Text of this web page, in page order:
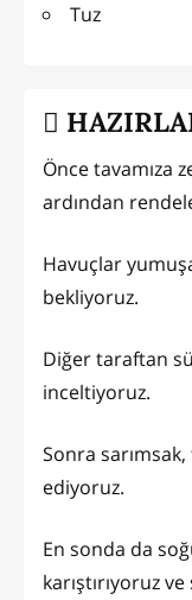
Tuz
Önce tavamıza
ardından
Havuçlar
bekliyoruz.
Diğer taraftan
inceltiyoruz.
Sonra
ediyoruz.
En sonda da
karıştırıyoruz